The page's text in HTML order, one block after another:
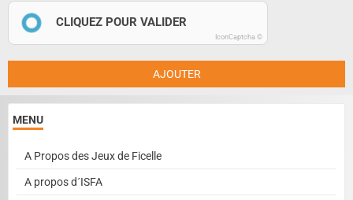
CLIQUEZ POUR VALIDER
IconCaptcha ©
AJOUTER
MENU
A Propos des Jeux de Ficelle
A propos d´ISFA